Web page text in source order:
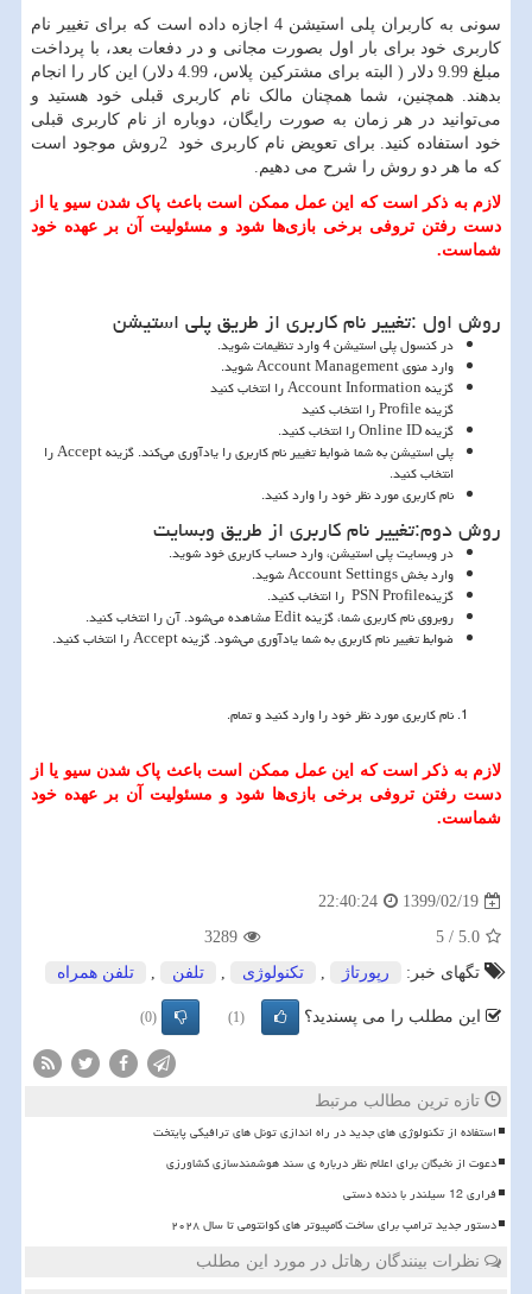
سونی به کاربران پلی استیشن 4 اجازه داده است که برای تغییر نام
کاربری خود برای بار اول بصورت مجانی و در دفعات بعد، با پرداخت
مبلغ 9.99 دلار ( البته برای مشترکین پلاس، 4.99 دلار) این کار را انجام
بدهند. همچنین، شما همچنان مالک نام کاربری قبلی خود هستید و
می‌توانید در هر زمان به صورت رایگان، دوباره از نام کاربری قبلی
خود استفاده کنید. برای تعویض نام کاربری خود
2روش موجود است
که ما هر دو روش را شرح می دهیم.
لازم به ذکر است که این عمل ممکن است باعث پاک شدن سیو یا از
دست رفتن تروفی برخی بازی‌ها شود و مسئولیت آن بر عهده خود
شماست.
روش اول :تغییر نام کاربری از طریق پلی استیشن
در کنسول پلی استیشن 4 وارد تنظیمات شوید.
وارد منویAccount Managementشوید.
گزینهAccount Informationرا انتخاب کنید
گزینهProfileرا انتخاب کنید
گزینهOnline IDرا انتخاب کنید.
پلی استیشن به شما ضوابط تغییر نام کاربری را یادآوری می‌کند. گزینهAcceptرا
انتخاب کنید.
نام کاربری مورد نظر خود را وارد کنید.
روش دوم:تغییر نام کاربری از طریق وبسایت
در وبسایت پلی استیشن، وارد حساب کاربری خود شوید.
وارد بخشAccount Settingsشوید.
گزینهPSN Profile را انتخاب کنید.
روبروی نام کاربری شما، گزینهEditمشاهده می‌شود. آن را انتخاب کنید.
ضوابط تغییر نام کاربری به شما یادآوری می‌شود. گزینهAcceptرا انتخاب کنید.
نام کاربری مورد نظر خود را وارد کنید و تمام.
لازم به ذکر است که این عمل ممکن است باعث پاک شدن سیو یا از
دست رفتن تروفی برخی بازی‌ها شود و مسئولیت آن بر عهده خود
شماست.
1399/02/19
22:40:24
5.0
/
5
3289
تگهای خبر:
رپورتاژ , تكنولوژی , تلفن , تلفن همراه
این مطلب را می پسندید؟ (1)
(0)
تازه ترین مطالب مرتبط
استفاده از تکنولوژی های جدید در راه اندازی تونل های ترافیکی پایتخت
دعوت از نخبگان برای اعلام نظر درباره ی سند هوشمندسازی کشاورزی
فراری 12 سیلندر با دنده دستی
دستور جدید ترامپ برای ساخت کامپیوتر های کوانتومی تا سال ۲۰۲۸
نظرات بینندگان رهاتل در مورد این مطلب